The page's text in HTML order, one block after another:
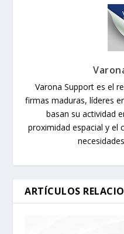
Varona Support es el
firmas maduras, líderes
basan su actividad
proximidad espacial y el
ARTÍCULOS